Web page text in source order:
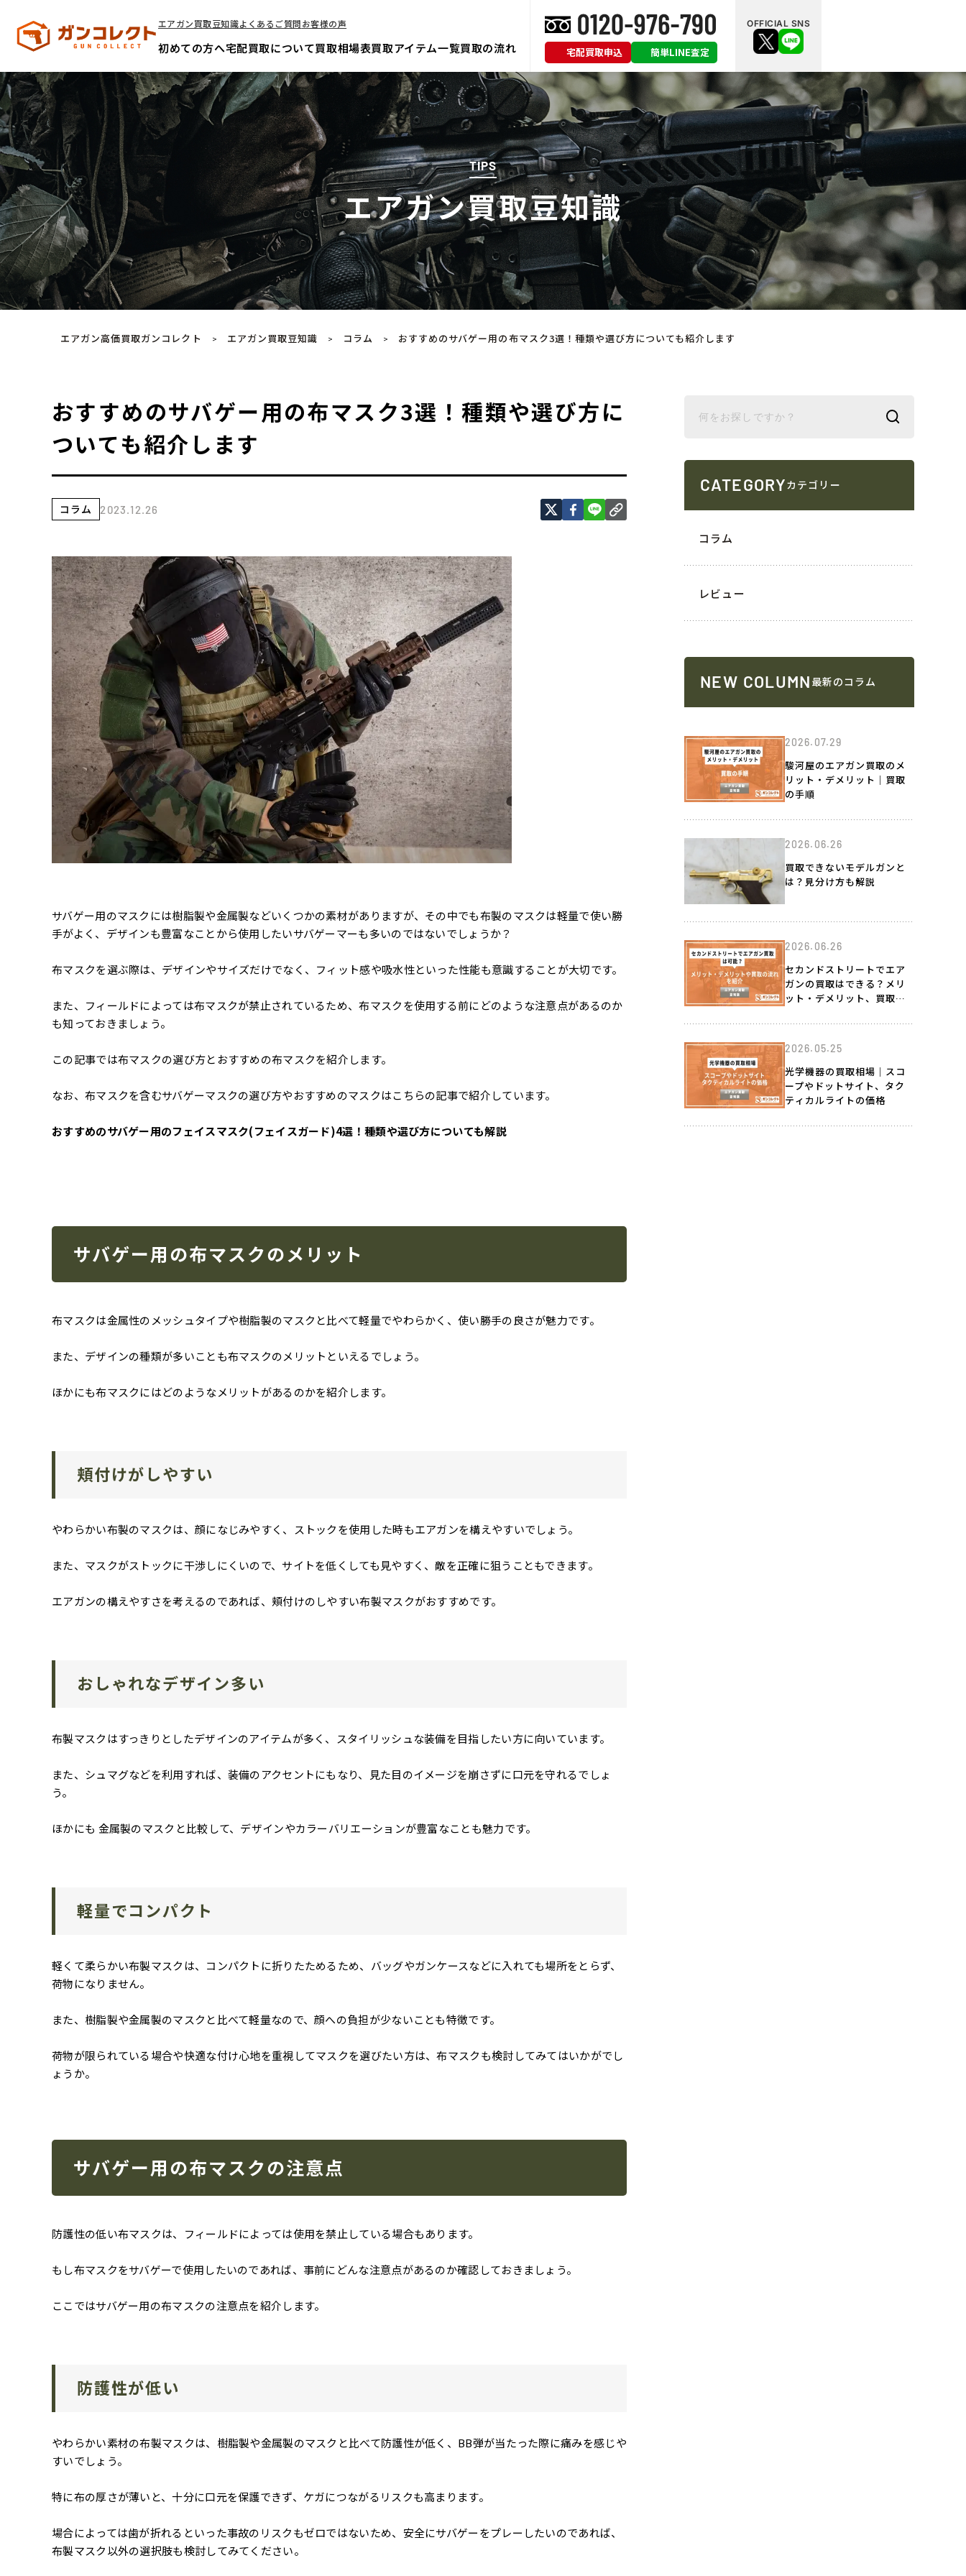
エアガン買取豆知識よくあるご質問お客様の声
初めての方へ宅配買取について買取相場表買取アイテム一覧買取の流れ 宅配買取申込 簡単LINE査定
OFFICIAL SNS
TIPS
エアガン買取豆知識
エアガン高価買取ガンコレクト > エアガン買取豆知識 > コラム > おすすめのサバゲー用の布マスク3選！種類や選び方についても紹介します
おすすめのサバゲー用の布マスク3選！種類や選び方に
ついても紹介します
コラム 2023.12.26
サバゲー用のマスクには樹脂製や金属製などいくつかの素材がありますが、その中でも布製のマスクは軽量で使い勝
手がよく、デザインも豊富なことから使用したいサバゲーマーも多いのではないでしょうか？
布マスクを選ぶ際は、デザインやサイズだけでなく、フィット感や吸水性といった性能も意識することが大切です。
また、フィールドによっては布マスクが禁止されているため、布マスクを使用する前にどのような注意点があるのか
も知っておきましょう。
この記事では布マスクの選び方とおすすめの布マスクを紹介します。
なお、布マスクを含むサバゲーマスクの選び方やおすすめのマスクはこちらの記事で紹介しています。
おすすめのサバゲー用のフェイスマスク(フェイスガード)4選！種類や選び方についても解説
サバゲー用の布マスクのメリット
布マスクは金属性のメッシュタイプや樹脂製のマスクと比べて軽量でやわらかく、使い勝手の良さが魅力です。
また、デザインの種類が多いことも布マスクのメリットといえるでしょう。
ほかにも布マスクにはどのようなメリットがあるのかを紹介します。
頬付けがしやすい
やわらかい布製のマスクは、顔になじみやすく、ストックを使用した時もエアガンを構えやすいでしょう。
また、マスクがストックに干渉しにくいので、サイトを低くしても見やすく、敵を正確に狙うこともできます。
エアガンの構えやすさを考えるのであれば、頬付けのしやすい布製マスクがおすすめです。
おしゃれなデザイン多い
布製マスクはすっきりとしたデザインのアイテムが多く、スタイリッシュな装備を目指したい方に向いています。
また、シュマグなどを利用すれば、装備のアクセントにもなり、見た目のイメージを崩さずに口元を守れるでしょ
う。
ほかにも 金属製のマスクと比較して、デザインやカラーバリエーションが豊富なことも魅力です。
軽量でコンパクト
軽くて柔らかい布製マスクは、コンパクトに折りたためるため、バッグやガンケースなどに入れても場所をとらず、
荷物になりません。
また、樹脂製や金属製のマスクと比べて軽量なので、顔への負担が少ないことも特徴です。
荷物が限られている場合や快適な付け心地を重視してマスクを選びたい方は、布マスクも検討してみてはいかがでし
ょうか。
サバゲー用の布マスクの注意点
防護性の低い布マスクは、フィールドによっては使用を禁止している場合もあります。
もし布マスクをサバゲーで使用したいのであれば、事前にどんな注意点があるのか確認しておきましょう。
ここではサバゲー用の布マスクの注意点を紹介します。
防護性が低い
やわらかい素材の布製マスクは、樹脂製や金属製のマスクと比べて防護性が低く、BB弾が当たった際に痛みを感じや
すいでしょう。
特に布の厚さが薄いと、十分に口元を保護できず、ケガにつながるリスクも高まります。
場合によっては歯が折れるといった事故のリスクもゼロではないため、安全にサバゲーをプレーしたいのであれば、
布製マスク以外の選択肢も検討してみてください。
CATEGORYカテゴリー
コラム
レビュー
NEW COLUMN 最新のコラム
2026.07.29
駿河屋のエアガン買取のメ
リット・デメリット｜買取
の手順
2026.06.26
買取できないモデルガンと
は？見分け方も解説
2026.06.26
セカンドストリートでエア
ガンの買取はできる？メリ
ット・デメリット、買取の
2026.05.25
光学機器の買取相場｜スコ
ープやドットサイト、タク
ティカルライトの価格